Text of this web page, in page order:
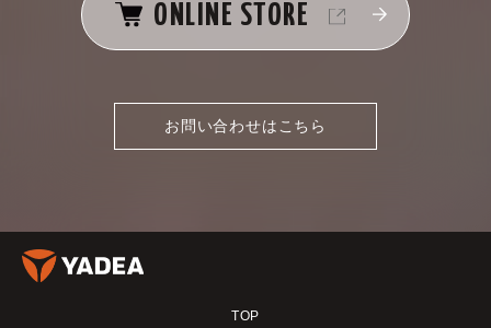
ONLINE STORE
お問い合わせはこちら
TOP